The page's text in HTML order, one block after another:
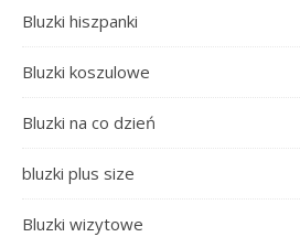
Bluzki hiszpanki
Bluzki koszulowe
Bluzki na co dzień
bluzki plus size
Bluzki wizytowe